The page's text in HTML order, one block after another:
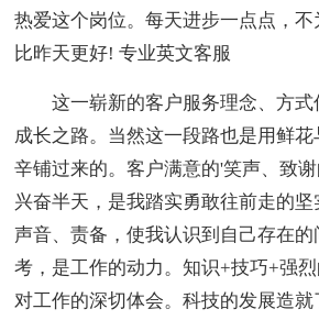
热爱这个岗位。每天进步一点点，
比昨天更好! 专业英文客服
这一崭新的客户服务理念、方式
成长之路。当然这一段路也是用鲜
辛铺过来的。客户满意的'笑声、致
兴奋半天，是我踏实勇敢往前走的
声音、责备，使我认识到自己存在
考，是工作的动力。知识+技巧+强
对工作的深切体会。科技的发展造